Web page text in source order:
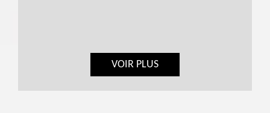
VOIR PLUS